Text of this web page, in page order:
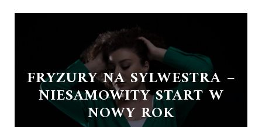
FRYZURY NA SYLWESTRA –
NIESAMOWITY START W
NOWY ROK